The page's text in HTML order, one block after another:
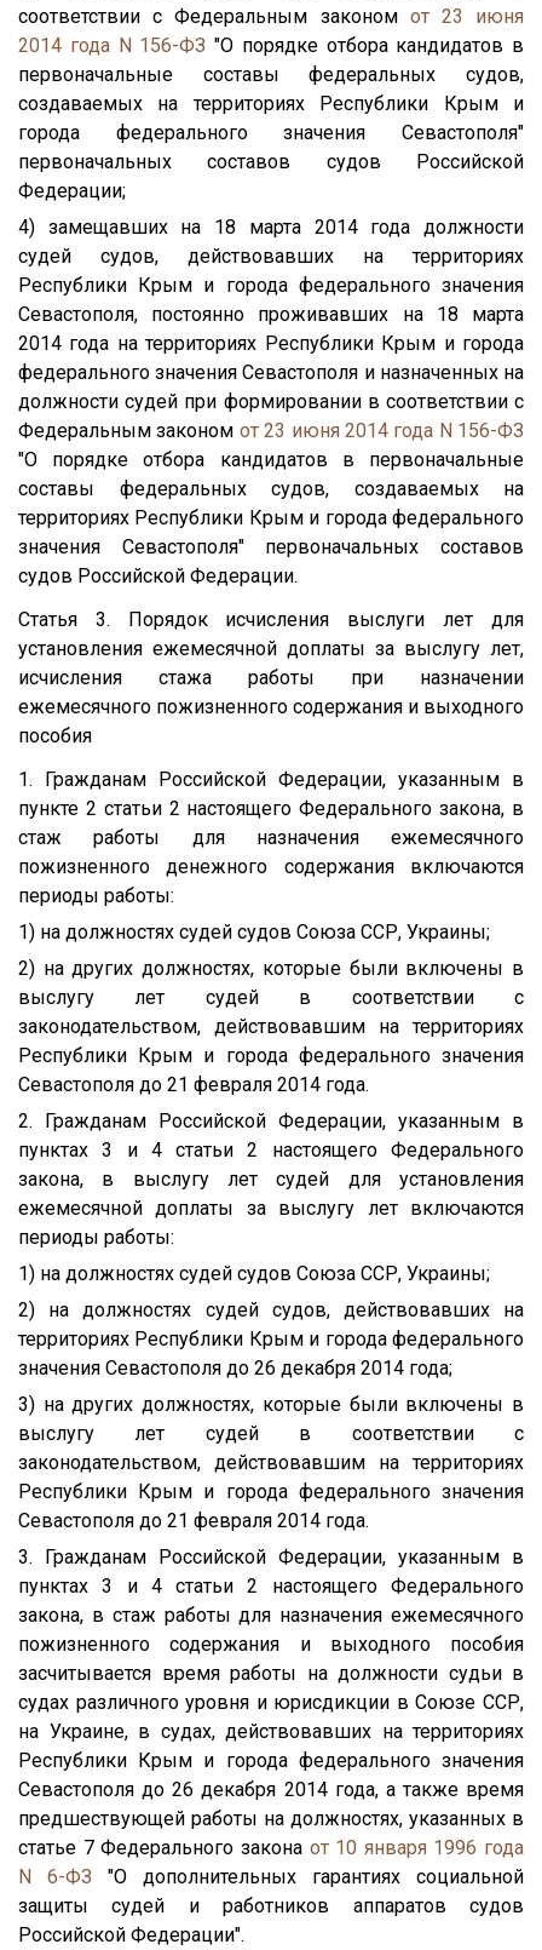
соответствии с Федеральным законом от 23 июня
2014 года N 156-ФЗ "О порядке отбора кандидатов в
первоначальные составы федеральных судов,
создаваемых на территориях Республики Крым и
города федерального значения Севастополя"
первоначальных составов судов Российской
Федерации;
4) замещавших на 18 марта 2014 года должности
судей судов, действовавших на территориях
Республики Крым и города федерального значения
Севастополя, постоянно проживавших на 18 марта
2014 года на территориях Республики Крым и города
федерального значения Севастополя и назначенных на
должности судей при формировании в соответствии с
Федеральным законом от 23 июня 2014 года N 156-ФЗ
"О порядке отбора кандидатов в первоначальные
составы федеральных судов, создаваемых на
территориях Республики Крым и города федерального
значения Севастополя" первоначальных составов
судов Российской Федерации.
Статья 3. Порядок исчисления выслуги лет для
установления ежемесячной доплаты за выслугу лет,
исчисления стажа работы при назначении
ежемесячного пожизненного содержания и выходного
пособия
1. Гражданам Российской Федерации, указанным в
пункте 2 статьи 2 настоящего Федерального закона, в
стаж работы для назначения ежемесячного
пожизненного денежного содержания включаются
периоды работы:
1) на должностях судей судов Союза ССР, Украины;
2) на других должностях, которые были включены в
выслугу лет судей в соответствии с
законодательством, действовавшим на территориях
Республики Крым и города федерального значения
Севастополя до 21 февраля 2014 года.
2. Гражданам Российской Федерации, указанным в
пунктах 3 и 4 статьи 2 настоящего Федерального
закона, в выслугу лет судей для установления
ежемесячной доплаты за выслугу лет включаются
периоды работы:
1) на должностях судей судов Союза ССР, Украины;
2) на должностях судей судов, действовавших на
территориях Республики Крым и города федерального
значения Севастополя до 26 декабря 2014 года;
3) на других должностях, которые были включены в
выслугу лет судей в соответствии с
законодательством, действовавшим на территориях
Республики Крым и города федерального значения
Севастополя до 21 февраля 2014 года.
3. Гражданам Российской Федерации, указанным в
пунктах 3 и 4 статьи 2 настоящего Федерального
закона, в стаж работы для назначения ежемесячного
пожизненного содержания и выходного пособия
засчитывается время работы на должности судьи в
судах различного уровня и юрисдикции в Союзе ССР,
на Украине, в судах, действовавших на территориях
Республики Крым и города федерального значения
Севастополя до 26 декабря 2014 года, а также время
предшествующей работы на должностях, указанных в
статье 7 Федерального закона от 10 января 1996 года
N 6-ФЗ "О дополнительных гарантиях социальной
защиты судей и работников аппаратов судов
Российской Федерации".